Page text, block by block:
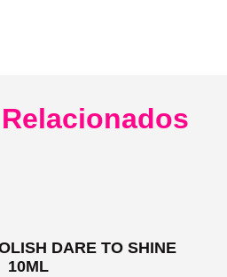
DARE TO SHINE
10ML